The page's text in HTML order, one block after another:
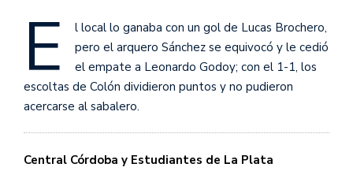
E
l local lo ganaba con un gol de Lucas Brochero,
pero el arquero Sánchez se equivocó y le cedió
el empate a Leonardo Godoy; con el 1-1, los
escoltas de Colón dividieron puntos y no pudieron
acercarse al sabalero.
Central Córdoba y Estudiantes de La Plata